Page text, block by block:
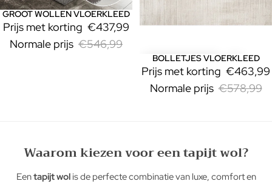
Uitverkoop
GROOT WOLLEN VLOERKLEED
Prijs met korting €437,99
Normale prijs €546,99
Uitverkoop
BOLLETJES VLOERKLEED
Prijs met korting €463,99
Normale prijs €578,99
Waarom kiezen voor een tapijt wol?
Eentapijt wolis de perfecte combinatie van luxe, comfort en